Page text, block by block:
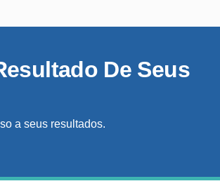
De Seus
a seus resultados.